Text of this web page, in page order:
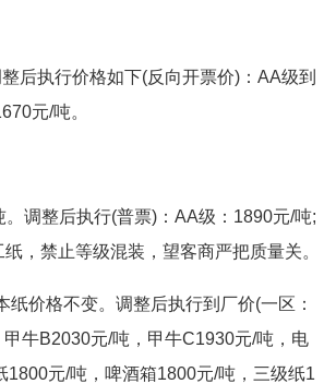
执行价格如下(反向开票价)：AA级到
元/吨。
调整后执行(普票)：AA级：1890元/吨;
，禁止等级混装，望客商严把质量关。
价格不变。调整后执行到厂价(一区：
牛B2030元/吨，甲牛C1930元/吨，电
元/吨，啤酒箱1800元/吨，三级纸1